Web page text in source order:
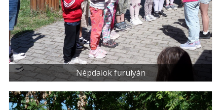
Népdalok furulyán